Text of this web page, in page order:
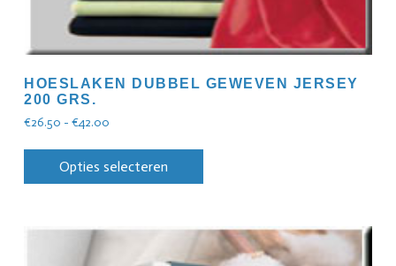
HOESLAKEN DUBBEL GEWEVEN JERSEY
200 GRS.
€26.50 - €42.00
Opties selecteren